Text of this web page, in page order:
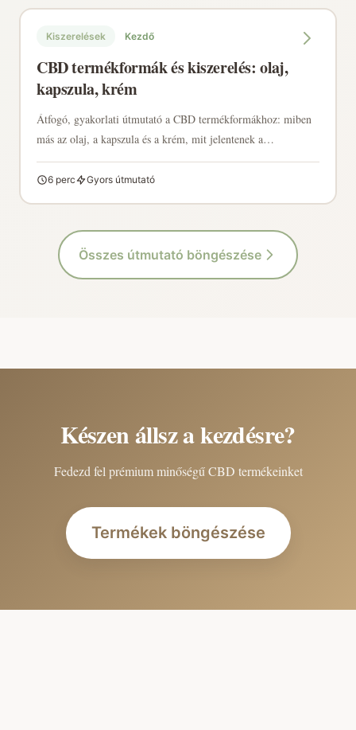
Kiszerelések Kezdő
CBD termékformák és kiszerelés: olaj,
kapszula, krém
Átfogó, gyakorlati útmutató a CBD termékformákhoz: miben
más az olaj, a kapszula és a krém, mit jelentenek a
spektrumtípusok, a hordozóolaj, a koncentráció és a kiszerelés,
és mire érdemes figyelni a laborvizsgálatnál (COA).
6 perc Gyors útmutató
Összes útmutató böngészése
Készen állsz a kezdésre?
Fedezd fel prémium minőségű CBD termékeinket
Termékek böngészése